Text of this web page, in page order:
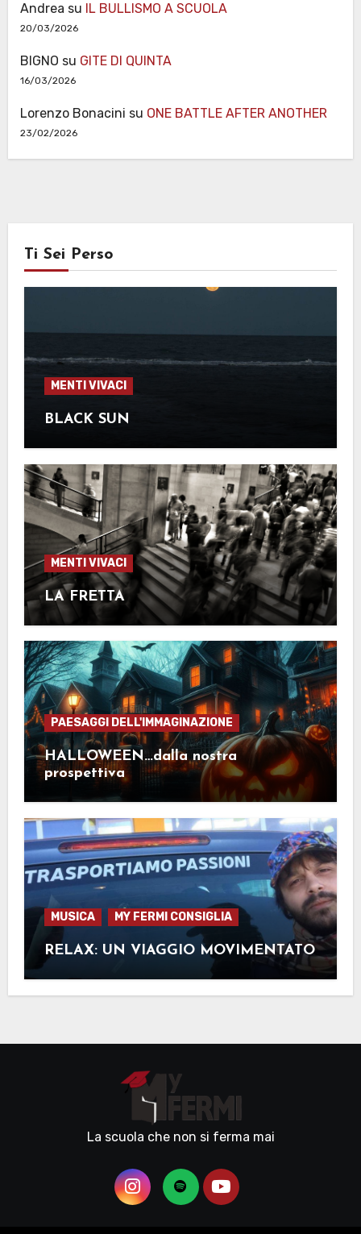
Andrea su IL BULLISMO A SCUOLA
20/03/2026
BIGNO su GITE DI QUINTA
16/03/2026
Lorenzo Bonacini su ONE BATTLE AFTER ANOTHER
23/02/2026
Ti Sei Perso
MENTI VIVACI
BLACK SUN
MENTI VIVACI
LA FRETTA
PAESAGGI DELL'IMMAGINAZIONE
HALLOWEEN…dalla nostra
prospettiva
MUSICA MY FERMI CONSIGLIA
RELAX: UN VIAGGIO MOVIMENTATO
La scuola che non si ferma mai